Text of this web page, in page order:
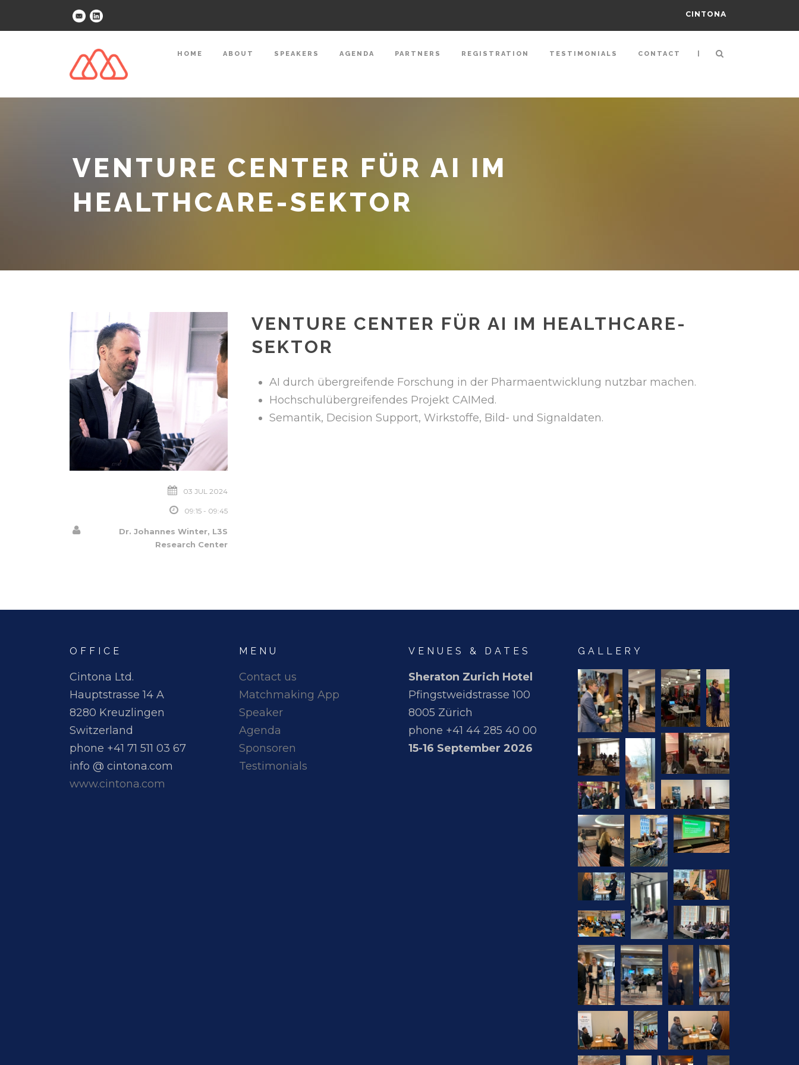
CINTONA
HOME ABOUT SPEAKERS AGENDA PARTNERS REGISTRATION TESTIMONIALS CONTACT |
VENTURE CENTER FÜR AI IM
HEALTHCARE-SEKTOR
03 JUL 2024
09:15 - 09:45
Dr. Johannes Winter, L3S
Research Center
VENTURE CENTER FÜR AI IM HEALTHCARE-
SEKTOR
AI durch übergreifende Forschung in der Pharmaentwicklung nutzbar machen.
Hochschulübergreifendes Projekt CAIMed.
Semantik, Decision Support, Wirkstoffe, Bild- und Signaldaten.
OFFICE
Cintona Ltd.
Hauptstrasse 14 A
8280 Kreuzlingen
Switzerland
phone +41 71 511 03 67
info @ cintona.com
www.cintona.com
MENU
Contact us
Matchmaking App
Speaker
Agenda
Sponsoren
Testimonials
VENUES & DATES
Sheraton Zurich Hotel
Pfingstweidstrasse 100
8005 Zürich
phone +41 44 285 40 00
15-16 September 2026
GALLERY